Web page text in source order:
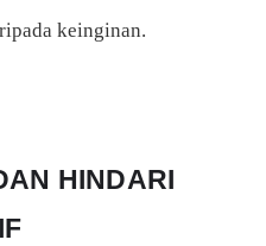
keinginan.
HINDARI